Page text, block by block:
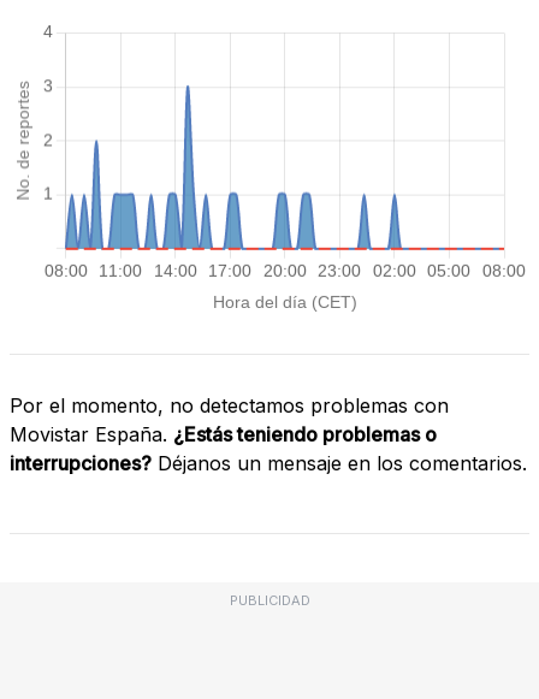
Por el momento, no detectamos problemas con
Movistar España. ¿Estás teniendo problemas o
interrupciones? Déjanos un mensaje en los comentarios.
PUBLICIDAD